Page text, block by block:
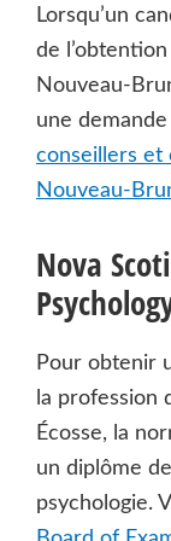
Lorsqu’un
de
Nouveau-
une demande
conseillers et
Nouveau-
Nova
Pour obtenir
la profession
Écosse, la
un diplôme
psychologie.